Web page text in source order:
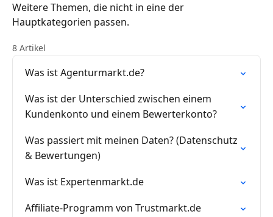
Weitere Themen, die nicht in eine der
Hauptkategorien passen.
8 Artikel
Was ist Agenturmarkt.de?
Was ist der Unterschied zwischen einem
Kundenkonto und einem Bewerterkonto?
Was passiert mit meinen Daten? (Datenschutz
& Bewertungen)
Was ist Expertenmarkt.de
Affiliate-Programm von Trustmarkt.de